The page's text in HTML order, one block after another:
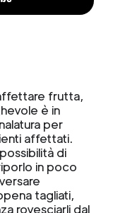
frutta,
è in
per
affettati.
di
in poco
tagliati,
rovesciarli dal